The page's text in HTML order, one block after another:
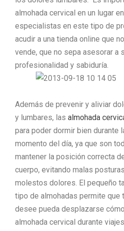
almohada cervical en un lugar
especialistas en este tipo de
acudir a una tienda online que
vende, que no sepa asesorar a
profesionalidad y sabiduría.
Además de prevenir y aliviar
y lumbares, las almohada
para poder dormir bien durante
momento del día, ya que son
mantener la posición correcta
cuerpo, evitando malas
molestos dolores. El pequeño
tipo de almohadas permite que
desee pueda desplazarse
almohada cervical durante